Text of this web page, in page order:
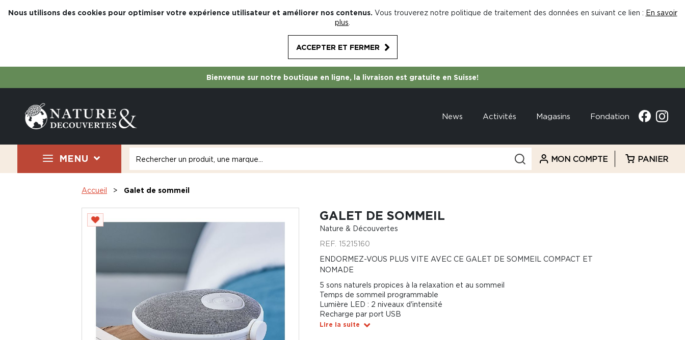
Nous utilisons des cookies pour optimiser votre expérience utilisateur et améliorer nos contenus. Vous trouverez notre politique de traitement des données en suivant ce lien : En savoir
plus
ACCEPTER ET FERMER
Bienvenue sur notre boutique en ligne, la livraison est gratuite en Suisse!
News Activités Magasins Fondation
MENU MON COMPTE PANIER
Accueil Galet de sommeil
GALET DE SOMMEIL
Nature & Découvertes
REF. 15215160
ENDORMEZ-VOUS PLUS VITE AVEC CE GALET DE SOMMEIL COMPACT ET
NOMADE
5 sons naturels propices à la relaxation et au sommeil
Temps de sommeil programmable
Lumière LED : 2 niveaux d'intensité
Recharge par port USB
Lire la suite